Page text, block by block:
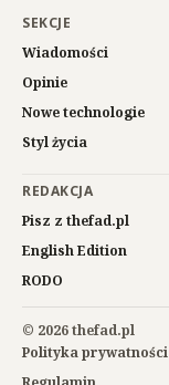
SEKCJE
Wiadomości
Opinie
Nowe technologie
Styl życia
REDAKCJA
Pisz z thefad.pl
English Edition
RODO
© 2026 thefad.pl
Polityka prywatności